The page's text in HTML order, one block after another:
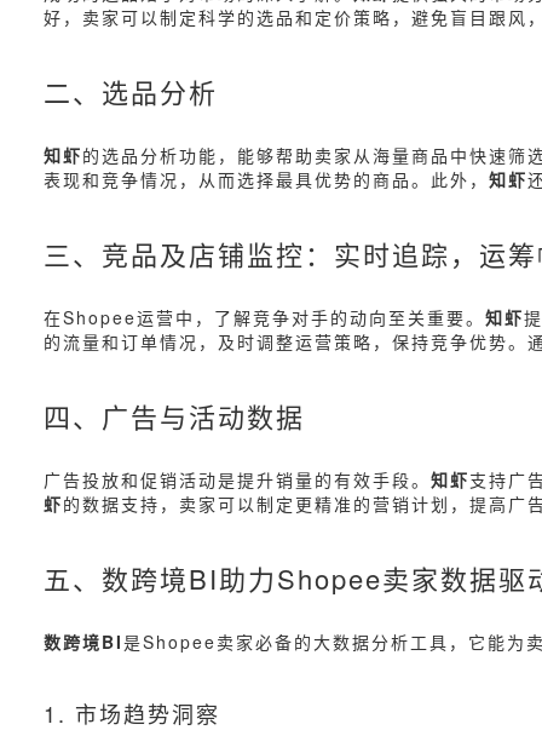
好，卖家可以制定科学的选品和定价策略，避免盲目跟风
二、选品分析
知虾的选品分析功能，能够帮助卖家从海量商品中快速
表现和竞争情况，从而选择最具优势的商品。此外， 知虾
三、竞品及店铺监控：实时追踪，运
在Shopee运营中，了解竞争对手的动向至关重要。 知虾
的流量和订单情况，及时调整运营策略，保持竞争优势。
四、广告与活动数据
广告投放和促销活动是提升销量的有效手段。 知虾支持广
虾的数据支持，卖家可以制定更精准的营销计划，提高广
五、数跨境BI助力Shopee卖家数据驱
数跨境BI是Shopee卖家必备的大数据分析工具，它能为
1. 市场趋势洞察